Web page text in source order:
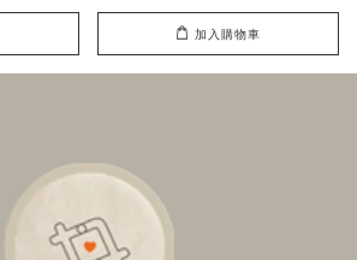
加入購物車